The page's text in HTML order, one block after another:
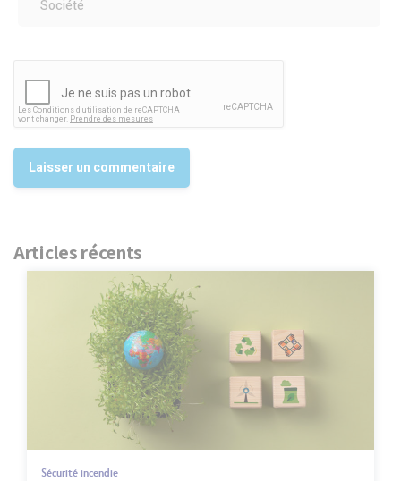
Articles récents
Sécurité incendie